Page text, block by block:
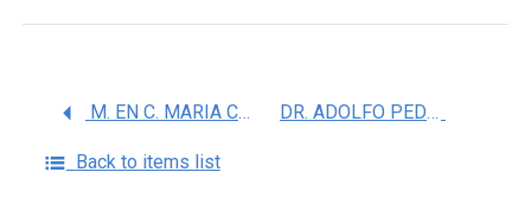
M. EN C. MARIA CONSUELO ESCAMILLA NUÃ‘EZ DR. ADOLFO PEDROZA SAAVEDRA
Back to items list